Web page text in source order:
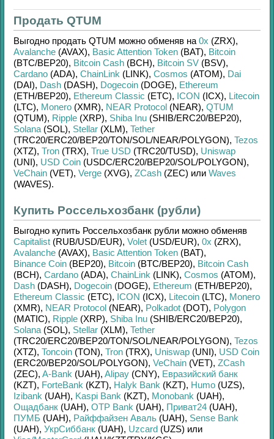
Продать QTUM
Выгодно продать QTUM можно обменяв на 0x (ZRX),
Avalanche (AVAX), Basic Attention Token (BAT), Bitcoin
(BTC/BEP20), Bitcoin Cash (BCH), Bitcoin SV (BSV),
Cardano (ADA), ChainLink (LINK), Cosmos (ATOM), Dai
(DAI), Dash (DASH), Dogecoin (DOGE), Ethereum
(ETH/BEP20), Ethereum Classic (ETC), ICON (ICX), Litecoin
(LTC), Monero (XMR), NEAR Protocol (NEAR), QTUM
(QTUM), Ripple (XRP), Shiba Inu (SHIB/ERC20/BEP20),
Solana (SOL), Stellar (XLM), Tether
(TRC20/ERC20/BEP20/TON/SOL/NEAR/POLYGON), Tezos
(XTZ), Tron (TRX), True USD (TRC20/TUSD), Uniswap
(UNI), USD Coin (USDC/ERC20/BEP20/SOL/POLYGON),
VeChain (VET), Verge (XVG), ZCash (ZEC) или Waves
(WAVES).
Купить Россельхозбанк (рубли)
Выгодно купить Россельхозбанк рубли можно обменяв
Capitalist (RUB/USD/EUR), Volet (USD/EUR), 0x (ZRX),
Avalanche (AVAX), Basic Attention Token (BAT),
Binance Coin (BEP20), Bitcoin (BTC/BEP20), Bitcoin Cash
(BCH), Cardano (ADA), ChainLink (LINK), Cosmos (ATOM),
Dash (DASH), Dogecoin (DOGE), Ethereum (ETH/BEP20),
Ethereum Classic (ETC), ICON (ICX), Litecoin (LTC), Monero
(XMR), NEAR Protocol (NEAR), Polkadot (DOT), Polygon
(MATIC), Ripple (XRP), Shiba Inu (SHIB/ERC20/BEP20),
Solana (SOL), Stellar (XLM), Tether
(TRC20/ERC20/BEP20/TON/SOL/NEAR/POLYGON), Tezos
(XTZ), Toncoin (TON), Tron (TRX), Uniswap (UNI), USD Coin
(ERC20/BEP20/SOL/POLYGON), VeChain (VET), ZCash
(ZEC), A-Bank (UAH), Alipay (CNY), Евразийский банк
(KZT), ForteBank (KZT), Halyk Bank (KZT), Humo (UZS),
Izibank (UAH), Kaspi Bank (KZT), Monobank (UAH),
Ощадбанк (UAH), OTP Bank (UAH), Приват24 (UAH),
ПУМБ (UAH), Райффайзен Аваль (UAH), Sense Bank
(UAH), УкрСиббанк (UAH), Uzcard (UZS) или